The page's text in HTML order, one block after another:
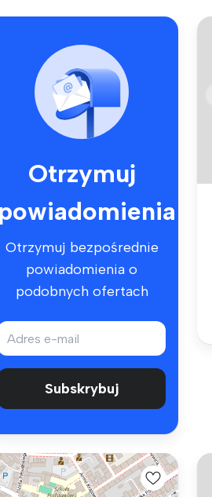
Otrzymuj
powiadomienia
Otrzymuj bezpośrednie
powiadomienia o
podobnych ofertach
Subskrybuj